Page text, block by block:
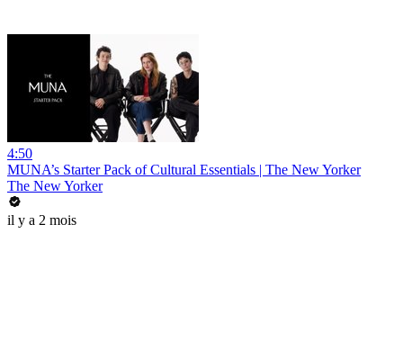
4:50
MUNA’s Starter Pack of Cultural Essentials | The New Yorker
The New Yorker
il y a 2 mois